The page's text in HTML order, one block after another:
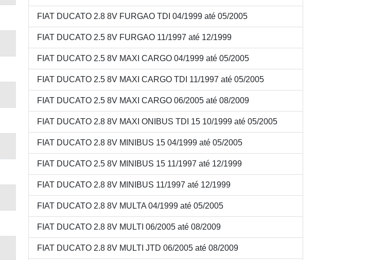
FIAT DUCATO 2.8 8V FURGAO TDI 04/1999 até 05/2005
FIAT DUCATO 2.5 8V FURGAO 11/1997 até 12/1999
FIAT DUCATO 2.5 8V MAXI CARGO 04/1999 até 05/2005
FIAT DUCATO 2.5 8V MAXI CARGO TDI 11/1997 até 05/2005
FIAT DUCATO 2.5 8V MAXI CARGO 06/2005 até 08/2009
FIAT DUCATO 2.8 8V MAXI ONIBUS TDI 15 10/1999 até 05/2005
FIAT DUCATO 2.8 8V MINIBUS 15 04/1999 até 05/2005
FIAT DUCATO 2.5 8V MINIBUS 15 11/1997 até 12/1999
FIAT DUCATO 2.8 8V MINIBUS 11/1997 até 12/1999
FIAT DUCATO 2.8 8V MULTA 04/1999 até 05/2005
FIAT DUCATO 2.8 8V MULTI 06/2005 até 08/2009
FIAT DUCATO 2.8 8V MULTI JTD 06/2005 até 08/2009